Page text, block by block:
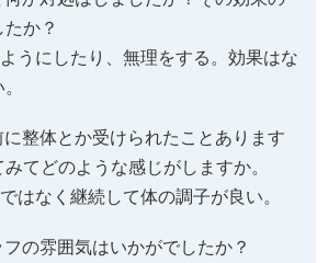
。
整体とか受けられたことあります
てどのような感じがしますか。
の雰囲気はいかがでしたか？
やすく、自分のことを隠すことなく